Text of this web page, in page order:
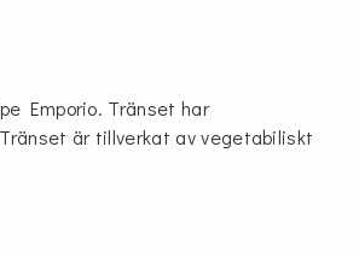
Emporio. Tränset har
är tillverkat av vegetabiliskt